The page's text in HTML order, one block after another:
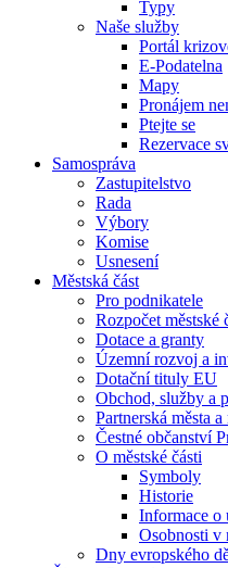
Typy
Naše služby
Portál
E-Podatelna
Mapy
Pronájem
Ptejte se
Rezervace
Samospráva
Zastupitelstvo
Rada
Výbory
Komise
Usnesení
Městská část
Pro podnikatele
Rozpočet městské
Dotace a granty
Územní rozvoj a
Dotační tituly EU
Obchod, služby a
Partnerská města
Čestné občanství
O městské části
Symboly
Historie
Informace o
Osobnosti v
Dny evropského